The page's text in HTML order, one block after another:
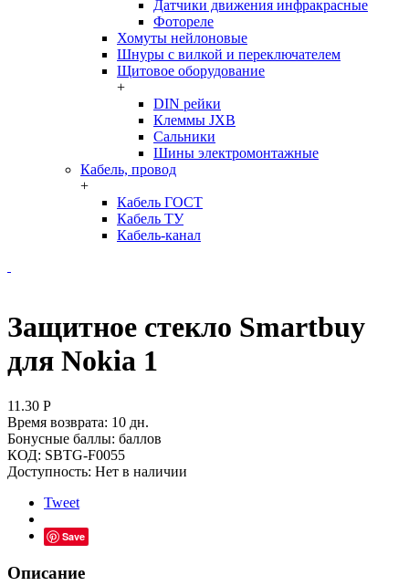
Датчики движения инфракрасные
Фотореле
Хомуты нейлоновые
Шнуры с вилкой и переключателем
Щитовое оборудование
+
DIN рейки
Клеммы JXB
Сальники
Шины электромонтажные
Кабель, провод
+
Кабель ГОСТ
Кабель ТУ
Кабель-канал
Защитное стекло Smartbuy
для Nokia 1
11.30 Р
Время возврата: 10 дн.
Бонусные баллы: баллов
КОД: SBTG-F0055
Доступность: Нет в наличии
Tweet
Save
Описание